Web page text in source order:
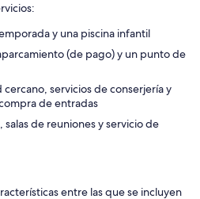
y una piscina infantil
(de pago) y un punto de
servicios de conserjería y
de entradas
de reuniones y servicio de
entre las que se incluyen